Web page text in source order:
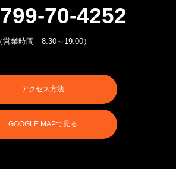
70-4252
（営業時間 8:30～19:00）
アクセス方法
GOOGLE MAPで見る